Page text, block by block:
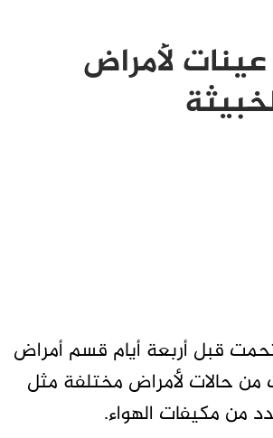
لأمراض
قبل أربعة أيام قسم أمراض
من حالات لأمراض مختلفة مثل